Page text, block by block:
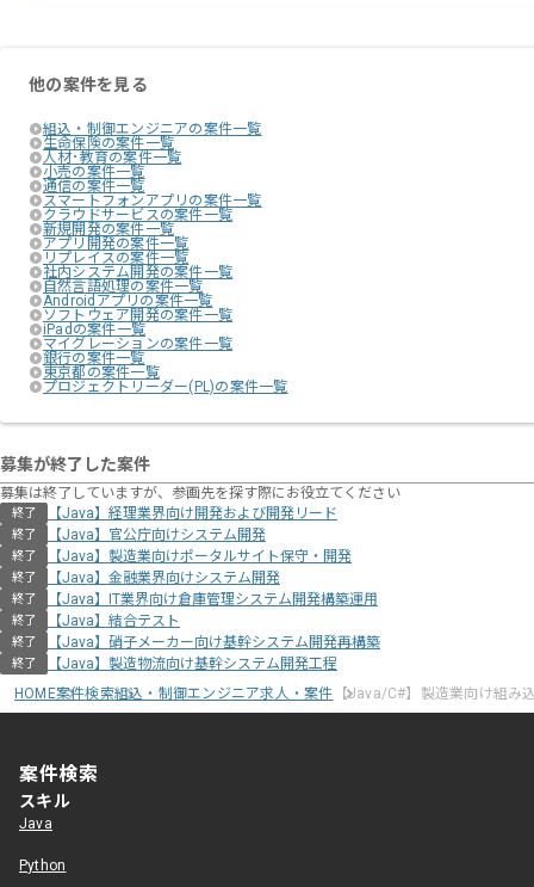
他の案件を見る
組込・制御エンジニアの案件一覧
生命保険の案件一覧
人材･教育の案件一覧
小売の案件一覧
通信の案件一覧
スマートフォンアプリの案件一覧
クラウドサービスの案件一覧
新規開発の案件一覧
アプリ開発の案件一覧
リプレイスの案件一覧
社内システム開発の案件一覧
自然言語処理の案件一覧
Androidアプリの案件一覧
ソフトウェア開発の案件一覧
iPadの案件一覧
マイグレーションの案件一覧
銀行の案件一覧
東京都の案件一覧
プロジェクトリーダー(PL)の案件一覧
募集が終了した案件
募集は終了していますが、参画先を探す際にお役立てください
終了 【Java】経理業界向け開発および開発リード
終了 【Java】官公庁向けシステム開発
終了 【Java】製造業向けポータルサイト保守・開発
終了 【Java】金融業界向けシステム開発
終了 【Java】IT業界向け倉庫管理システム開発構築運用
終了 【Java】結合テスト
終了 【Java】硝子メーカー向け基幹システム開発再構築
終了
【Java】製造物流向け基幹システム開発工程
HOME案件検索組込・制御エンジニア求人・案件 【Java/C#】製造業向け組み
案件検索
スキル
Java
Python